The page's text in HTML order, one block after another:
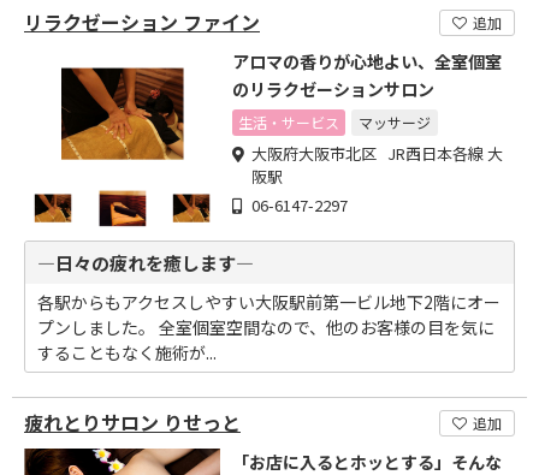
リラクゼーション ファイン 追加
アロマの香りが心地よい、全室個室
のリラクゼーションサロン
生活・サービス マッサージ
大阪府大阪市北区 JR西日本各線 大
阪駅
06-6147-2297
―日々の疲れを癒します―
各駅からもアクセスしやすい大阪駅前第一ビル地下2階にオー
プンしました。 全室個室空間なので、他のお客様の目を気に
することもなく施術が...
疲れとりサロン りせっと 追加
「お店に入るとホッとする」そんな